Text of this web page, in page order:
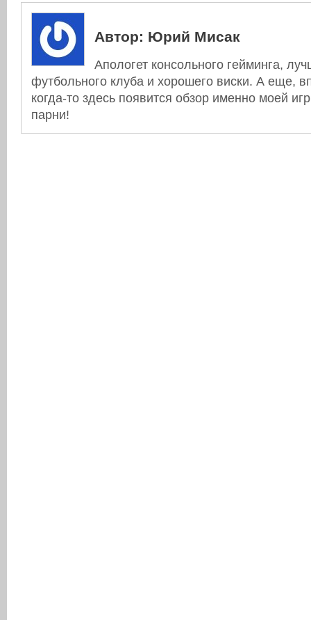
Автор: Юрий Мисак
Апологет консольного гейминга,
футбольного клуба и хорошего виски. А еще,
когда-то здесь появится обзор именно моей
парни!